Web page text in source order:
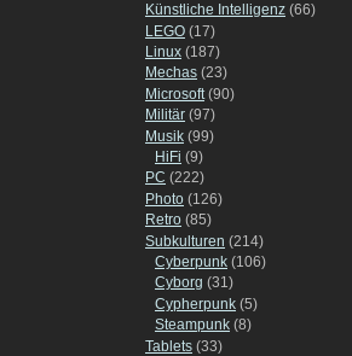
Künstliche Intelligenz (66)
LEGO (17)
Linux (187)
Mechas (23)
Microsoft(90)
Militär (97)
Musik (99)
HiFi (9)
PC (222)
Photo (126)
Retro (85)
Subkulturen (214)
Cyberpunk (106)
Cyborg (31)
Cypherpunk (5)
Steampunk (8)
Tablets (33)